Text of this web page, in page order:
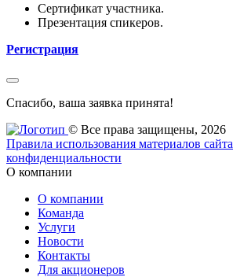
Сертификат участника.
Презентация спикеров.
Регистрация
Спасибо, ваша заявка принята!
© Все права защищены, 2026
Правила использования материалов сайта
конфиденциальности
О компании
О компании
Команда
Услуги
Новости
Контакты
Для акционеров